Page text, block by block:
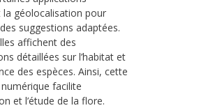
la géolocalisation pour
suggestions adaptées.
affichent des
détaillées sur l’habitat et
des espèces. Ainsi, cette
facilite
et l’étude de la flore.